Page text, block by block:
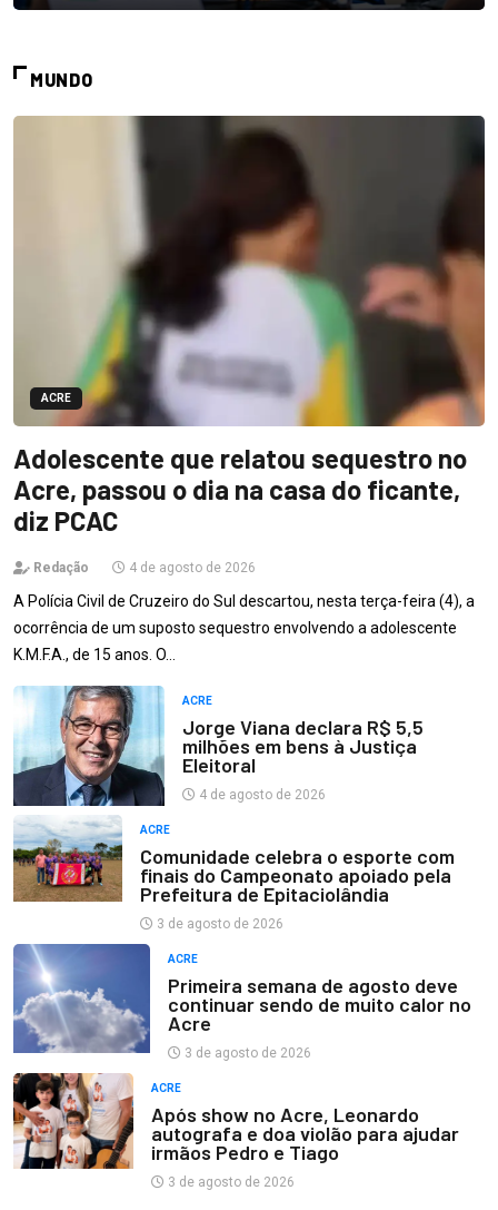
MUNDO
ACRE
Adolescente que relatou sequestro no
Acre, passou o dia na casa do ficante,
diz PCAC
Redação 4 de agosto de 2026
A Polícia Civil de Cruzeiro do Sul descartou, nesta terça-feira (4), a
ocorrência de um suposto sequestro envolvendo a adolescente
K.M.F.A., de 15 anos. O…
ACRE
Jorge Viana declara R$ 5,5
milhões em bens à Justiça
Eleitoral
4 de agosto de 2026
ACRE
Comunidade celebra o esporte com
finais do Campeonato apoiado pela
Prefeitura de Epitaciolândia
3 de agosto de 2026
ACRE
Primeira semana de agosto deve
continuar sendo de muito calor no
Acre
3 de agosto de 2026
ACRE
Após show no Acre, Leonardo
autografa e doa violão para ajudar
irmãos Pedro e Tiago
3 de agosto de 2026